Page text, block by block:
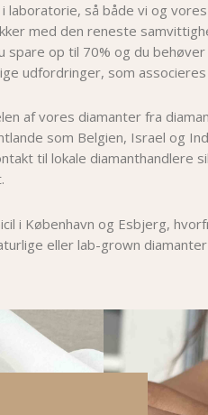
laboratorie, så både vi og
med den reneste
spare op til 70% og du behøver
udfordringer, som
af vores diamanter fra
som Belgien, Israel og
til lokale diamanthandlere
i København og Esbjerg,
eller lab-grown